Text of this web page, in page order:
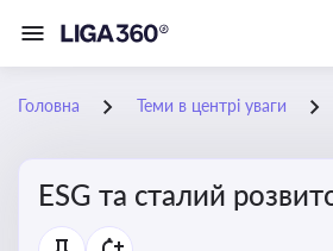
Головна Теми в центрі уваги
ESG та сталий